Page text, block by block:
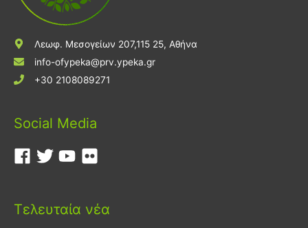
Λεωφ. Μεσογείων 207,115 25, Αθήνα
info-ofypeka@prv.ypeka.gr
+30 2108089271
Social Media
Τελευταία νέα